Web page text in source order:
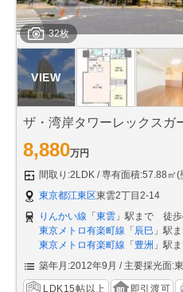
32枚
ザ・湾岸タワーレックスガ
8,880万円
間取り:2LDK
専有面積:57.88㎡(
東京都江東区東雲2丁目2-14
りんかい線 「 東雲 」駅まで 徒
東京メトロ有楽町線 「 辰巳 」駅
東京メトロ有楽町線 「 豊洲 」駅
築年月:2012年9月
主要採光面:東
LDK15帖以上 即引渡可